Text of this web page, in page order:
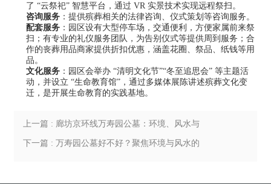
了 “云祭祀” 智慧平台，通过 VR 实景技术实现远程祭扫。
咨询服务 ：提供殡葬相关的法律咨询、仪式策划等咨询服务。
配套服务 ：园区设有大型停车场，交通便利，方便家属前来祭
扫；有专业的礼仪服务团队，为告别仪式等提供周到服务；合
作的丧葬用品商家提供折扣优惠，涵盖花圈、祭品、纸钱等用
品。
文化服务 ：园区会举办 “清明文化节”“冬至追思会” 等主题活
动，并设立 “生命教育馆”，通过多媒体展陈讲述殡葬文化变
迁，是开展生命教育的实践基地。
上一篇 : 廊坊京环线万寿园公墓：环境、风水与
碑型的独特融合
下一篇 : 万寿园公墓好不好？聚焦环境与风水的